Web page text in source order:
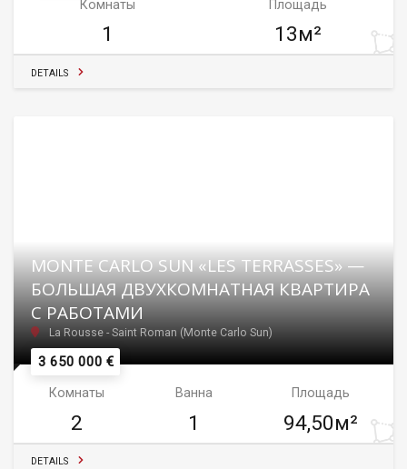
Комнаты
1
Площадь
13м²
DETAILS
3 650 000 €
MONTE CARLO SUN «LES TERRASSES» —
БОЛЬШАЯ ДВУХКОМНАТНАЯ КВАРТИРА
С РАБОТАМИ
La Rousse - Saint Roman (Monte Carlo Sun)
Комнаты
2
Ванна
1
Площадь
94,50м²
DETAILS